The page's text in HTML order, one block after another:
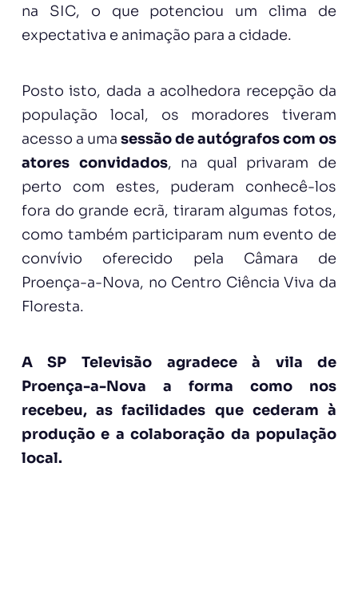
na SIC, o que potenciou um clima de
expectativa e animação para a cidade.
Posto isto, dada a acolhedora recepção da
população local, os moradores tiveram
acesso a uma sessão de autógrafos com os
atores convidados, na qual privaram de
perto com estes, puderam conhecê-los
fora do grande ecrã, tiraram algumas fotos,
como também participaram num evento de
convívio oferecido pela Câmara de
Proença-a-Nova, no Centro Ciência Viva da
Floresta.
A SP Televisão agradece à vila de
Proença-a-Nova a forma como nos
recebeu, as facilidades que cederam à
produção e a colaboração da população
local.